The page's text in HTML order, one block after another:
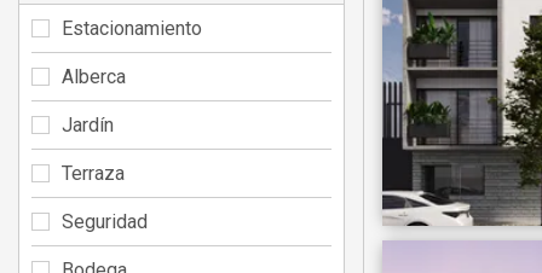
Estacionamiento
Alberca
Jardín
Terraza
Seguridad